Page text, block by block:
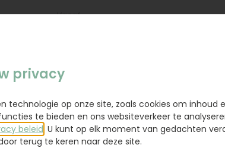
Vanaf
privacy
technologie op onze site, zoals cookies om inhoud
te bieden en ons websiteverkeer te
beleid . U kunt op elk moment van gedachten
terug te keren naar deze site.